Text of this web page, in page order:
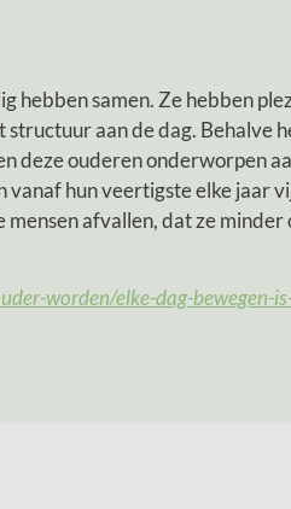
hebben samen. Ze hebben
aan de dag. Behalve
deze ouderen onderworpen
vanaf hun veertigste elke jaar
afvallen, dat ze minder
worden/elke-dag-bewegen-